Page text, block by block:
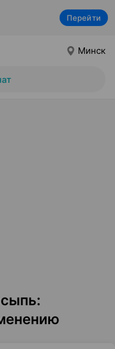
Перейти
Минск